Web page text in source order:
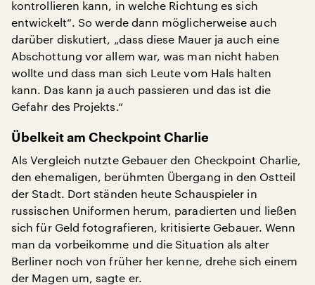
kontrollieren kann, in welche Richtung es sich
entwickelt“. So werde dann möglicherweise auch
darüber diskutiert, „dass diese Mauer ja auch eine
Abschottung vor allem war, was man nicht haben
wollte und dass man sich Leute vom Hals halten
kann. Das kann ja auch passieren und das ist die
Gefahr des Projekts.“
Übelkeit am Checkpoint Charlie
Als Vergleich nutzte Gebauer den Checkpoint Charlie,
den ehemaligen, berühmten Übergang in den Ostteil
der Stadt. Dort ständen heute Schauspieler in
russischen Uniformen herum, paradierten und ließen
sich für Geld fotografieren, kritisierte Gebauer. Wenn
man da vorbeikomme und die Situation als alter
Berliner noch von früher her kenne, drehe sich einem
der Magen um, sagte er.